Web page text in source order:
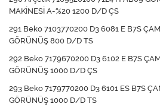
MAKİNESİ A-%20 1200 D/D ÇS
291 Beko 7103770200 D3 6081 E B7S
GÖRÜNÜŞ 800 D/D TS
292 Beko 7179670200 D3 6102 E B7S
GÖRÜNÜŞ 1000 D/D ÇS
293 Beko 7179770200 D3 6101 ES B7S
GÖRÜNÜŞ 1000 D/D TS